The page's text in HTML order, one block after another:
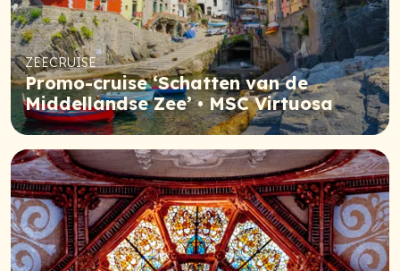
ZEECRUISE
Promo-cruise ‘Schatten van de
Middellandse Zee’ • MSC Virtuosa